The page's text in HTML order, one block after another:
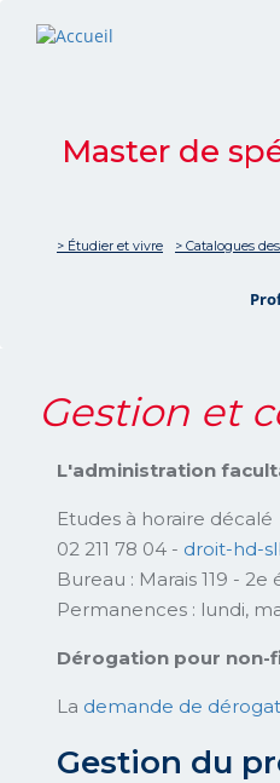
Master de
> Étudier et vivre > Catalogues
Gestion et
L'administration
Etudes à horaire décalé
02 211 78 04 - droit-hd-
Bureau : Marais 119 - 2e
Permanences : lundi,
Dérogation pour non-
La demande de
Gestion du